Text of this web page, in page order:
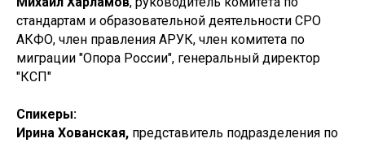
стандартам и образовательной деятельности СРО
АКФО, член правления АРУК, член комитета по
миграции "Опора России", генеральный директор
"КСП"
Спикеры:
Ирина Хованская, представитель подразделения по